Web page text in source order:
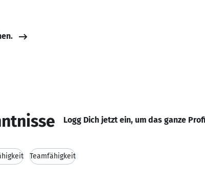
Logg Dich jetzt ein, um das ganze
Teamfähigkeit